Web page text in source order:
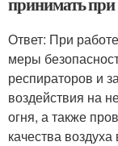
Ответ: При
меры
респираторов и
воздействия на
огня, а также
качества